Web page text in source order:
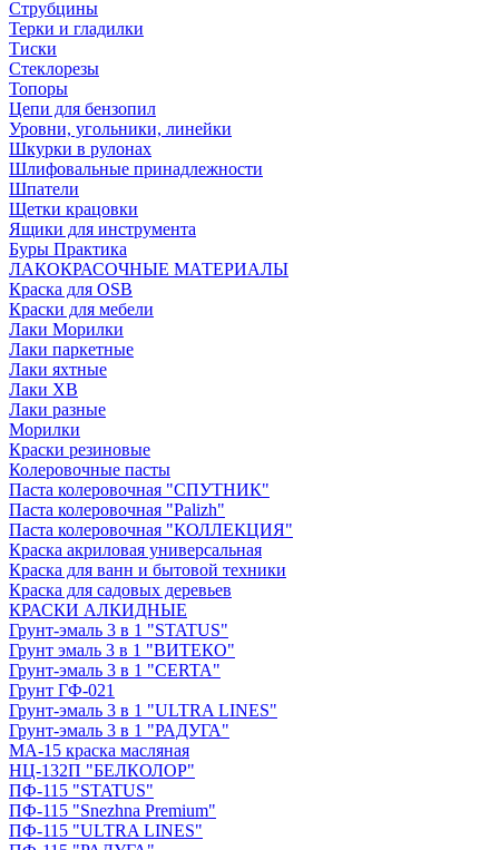
Струбцины
Терки и гладилки
Тиски
Стеклорезы
Топоры
Цепи для бензопил
Уровни, угольники, линейки
Шкурки в рулонах
Шлифовальные принадлежности
Шпатели
Щетки крацовки
Ящики для инструмента
Буры Практика
ЛАКОКРАСОЧНЫЕ МАТЕРИАЛЫ
Краска для OSB
Краски для мебели
Лаки Морилки
Лаки паркетные
Лаки яхтные
Лаки ХВ
Лаки разные
Морилки
Краски резиновые
Колеровочные пасты
Паста колеровочная "СПУТНИК"
Паста колеровочная "Palizh"
Паста колеровочная "КОЛЛЕКЦИЯ"
Краска акриловая универсальная
Краска для ванн и бытовой техники
Краска для садовых деревьев
КРАСКИ АЛКИДНЫЕ
Грунт-эмаль 3 в 1 "STATUS"
Грунт эмаль 3 в 1 "ВИТЕКО"
Грунт-эмаль 3 в 1 "CERTA"
Грунт ГФ-021
Грунт-эмаль 3 в 1 "ULTRA LINES"
Грунт-эмаль 3 в 1 "РАДУГА"
МА-15 краска масляная
НЦ-132П "БЕЛКОЛОР"
ПФ-115 "STATUS"
ПФ-115 "Snezhna Premium"
ПФ-115 "ULTRA LINES"